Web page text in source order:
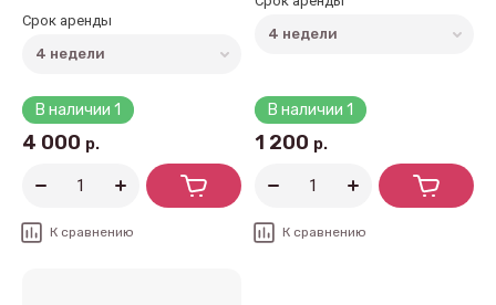
Срок аренды
В наличии 1
4 000 р.
К сравнению
В наличии 1
1 200 р.
К сравнению